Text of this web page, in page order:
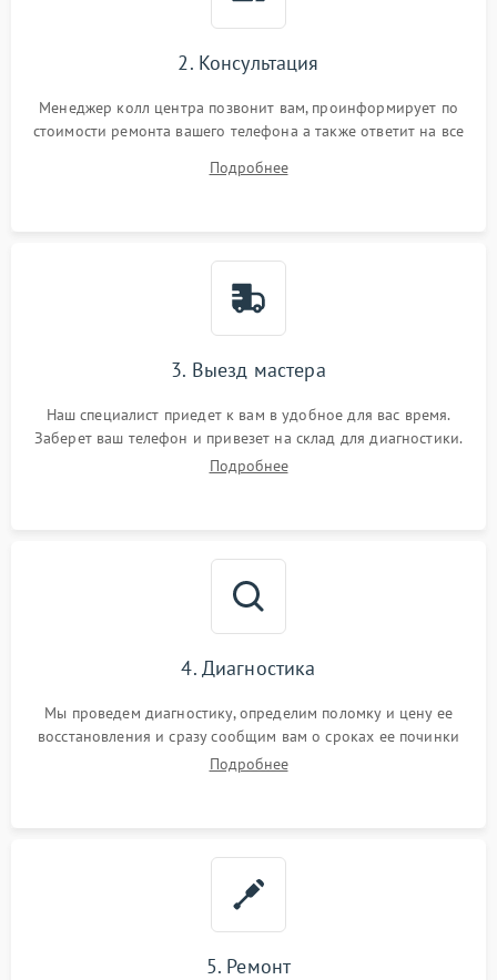
2. Консультация
Менеджер колл центра позвонит вам, проинформирует по
стоимости ремонта вашего телефона а также ответит на все
Подробнее
3. Выезд мастера
Наш специалист приедет к вам в удобное для вас время.
Заберет ваш телефон и привезет на склад для диагностики.
Подробнее
4. Диагностика
Мы проведем диагностику, определим поломку и цену ее
восстановления и сразу сообщим вам о сроках ее починки
Подробнее
5. Ремонт